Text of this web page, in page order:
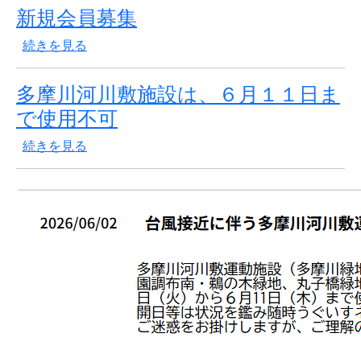
新規会員募集
新規会員募集 の
続きを見る
多摩川河川敷施設は、６月１１日ま
で使用不可
多摩川河川敷施設は、６月１１日まで使用不可 の
続きを見る